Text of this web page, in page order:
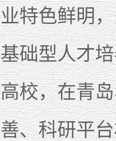
业特色鲜明
基础型人才
高校，在青
善、科研平